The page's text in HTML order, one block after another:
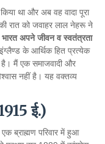
था और अब वह वादा पूरा
रात को जवाहर लाल नेहरू ने
भारत अपने जीवन व स्वतंत्रता
के आर्थिक हित प्रत्येक
मैं एक समाजवादी और
नहीं है। यह वक्तव्य
ई.)
ब्राह्मण परिवार में हुआ